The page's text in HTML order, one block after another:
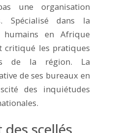
une organisation
Spécialisé dans la
en Afrique
critiqué les pratiques
de la région. La
de ses bureaux en
des inquiétudes
scellés